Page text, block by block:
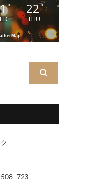
° 22°
THU